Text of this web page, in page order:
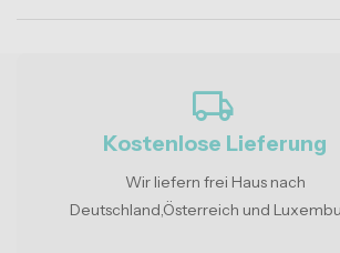
local_shipping
Kostenlose Lieferung
Wir liefern frei Haus nach
Deutschland,Österreich und